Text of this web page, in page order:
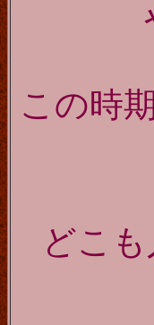
この時
どこ